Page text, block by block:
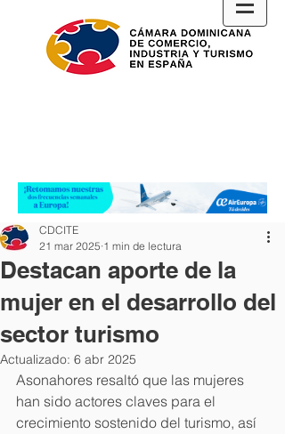
Destacan aporte de la
mujer en el desarrollo del
sector turismo
CDCITE
21 mar 2025 1 min de lectura
Actualizado: 6 abr 2025
Asonahores resaltó que las mujeres
han sido actores claves para el
crecimiento sostenido del turismo, así